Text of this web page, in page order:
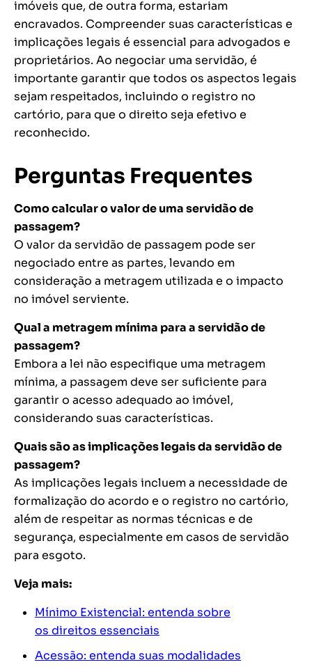
imóveis que, de outra forma, estariam
encravados. Compreender suas características e
implicações legais é essencial para advogados e
proprietários. Ao negociar uma servidão, é
importante garantir que todos os aspectos legais
sejam respeitados, incluindo o registro no
cartório, para que o direito seja efetivo e
reconhecido.
Perguntas Frequentes
Como calcular o valor de uma servidão de
passagem?
O valor da servidão de passagem pode ser
negociado entre as partes, levando em
consideração a metragem utilizada e o impacto
no imóvel serviente.
Qual a metragem mínima para a servidão de
passagem?
Embora a lei não especifique uma metragem
mínima, a passagem deve ser suficiente para
garantir o acesso adequado ao imóvel,
considerando suas características.
Quais são as implicações legais da servidão de
passagem?
As implicações legais incluem a necessidade de
formalização do acordo e o registro no cartório,
além de respeitar as normas técnicas e de
segurança, especialmente em casos de servidão
para esgoto.
Veja mais:
Mínimo Existencial: entenda sobre
os direitos essenciais
Acessão: entenda suas modalidades